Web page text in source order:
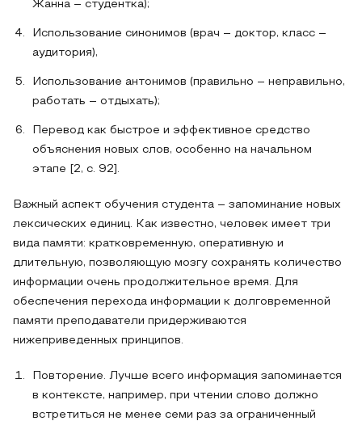
Жанна – студентка);
Использование синонимов (врач – доктор, класс –
аудитория),
Использование антонимов (правильно – неправильно,
работать – отдыхать);
Перевод как быстрое и эффективное средство
объяснения новых слов, особенно на начальном
этапе [2, c. 92].
Важный аспект обучения студента – запоминание новых
лексических единиц. Как известно, человек имеет три
вида памяти: кратковременную, оперативную и
длительную, позволяющую мозгу сохранять количество
информации очень продолжительное время. Для
обеспечения перехода информации к долговременной
памяти преподаватели придерживаются
нижеприведенных принципов.
Повторение. Лучше всего информация запоминается
в контексте, например, при чтении слово должно
встретиться не менее семи раз за ограниченный